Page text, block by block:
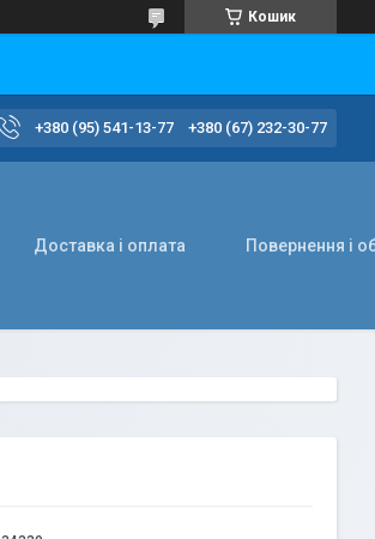
Кошик
+380 (95) 541-13-77 +380 (67) 232-30-77
Доставка і оплата Повернення і